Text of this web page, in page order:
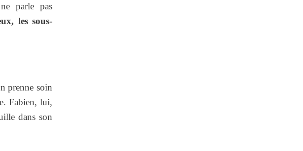
parle pas
les sous-
prenne soin
Fabien, lui,
dans son